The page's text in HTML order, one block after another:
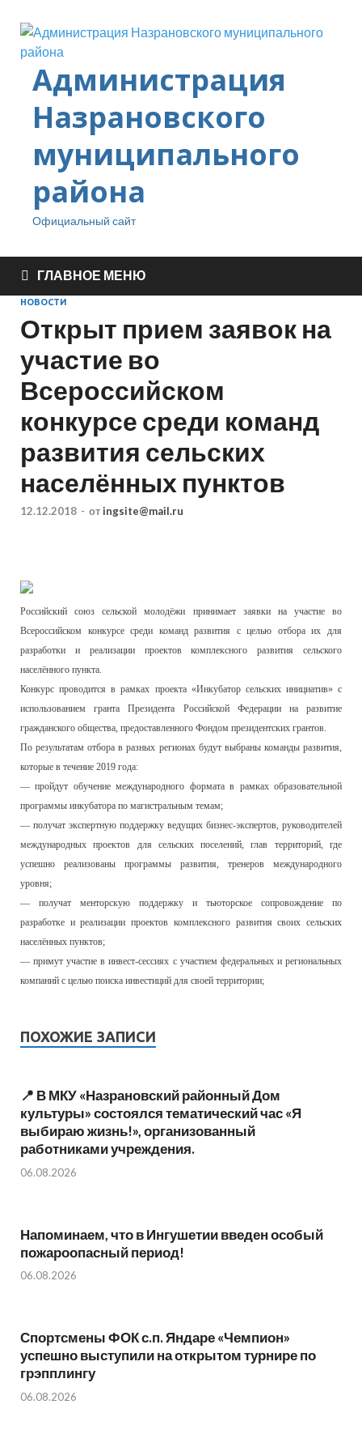
Администрация
Назрановского
муниципального
района
Официальный сайт
ГЛАВНОЕ МЕНЮ
НОВОСТИ
Открыт прием заявок на
участие во
Всероссийском
конкурсе среди команд
развития сельских
населённых пунктов
12.12.2018 - от ingsite@mail.ru
Российский союз сельской молодёжи принимает заявки на участие во
Всероссийском конкурсе среди команд развития с целью отбора их для
разработки и реализации проектов комплексного развития сельского
населённого пункта.
Конкурс проводится в рамках проекта «Инкубатор сельских инициатив» с
использованием гранта Президента Российской Федерации на развитие
гражданского общества, предоставленного Фондом президентских грантов.
По результатам отбора в разных регионах будут выбраны команды развития,
которые в течение 2019 года:
— пройдут обучение международного формата в рамках образовательной
программы инкубатора по магистральным темам;
— получат экспертную поддержку ведущих бизнес-экспертов, руководителей
международных проектов для сельских поселений, глав территорий, где
успешно реализованы программы развития, тренеров международного
уровня;
— получат менторскую поддержку и тьюторское сопровождение по
разработке и реализации проектов комплексного развития своих сельских
населённых пунктов;
— примут участие в инвест-сессиях с участием федеральных и региональных
компаний с целью поиска инвестиций для своей территории;
ПОХОЖИЕ ЗАПИСИ
📍 В МКУ «Назрановский районный Дом
культуры» состоялся тематический час «Я
выбираю жизнь!», организованный
работниками учреждения.
06.08.2026
Напоминаем, что в Ингушетии введен особый
пожароопасный период!⁣⁣⠀
06.08.2026
Спортсмены ФОК с.п. Яндаре «Чемпион»
успешно выступили на открытом турнире по
грэпплингу
06.08.2026